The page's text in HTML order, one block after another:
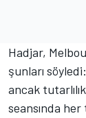
Hadjar,
şunları
ancak
seansında